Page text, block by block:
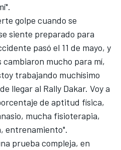
golpe cuando se
siente preparado para
pasó el 11 de mayo, y
mucho para mí,
trabajando muchísimo
llegar al Rally Dakar. Voy a
de aptitud física,
mucha fisioterapia,
entrenamiento".
prueba compleja, en